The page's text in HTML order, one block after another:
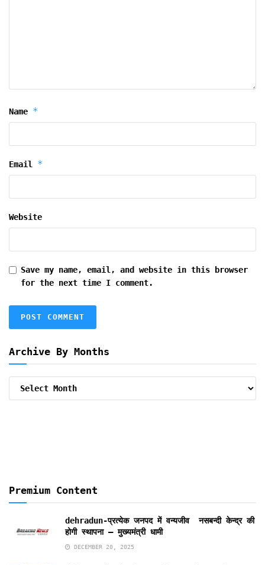
Name *
Email *
Website
Save my name, email, and website in this browser
for the next time I comment.
Archive By Months
Premium Content
dehradun-प्रत्येक जनपद में वन्यजीव नसबन्दी केन्द्र की
होगी स्थापना – मुख्यमंत्री धामी
DECEMBER 20, 2025